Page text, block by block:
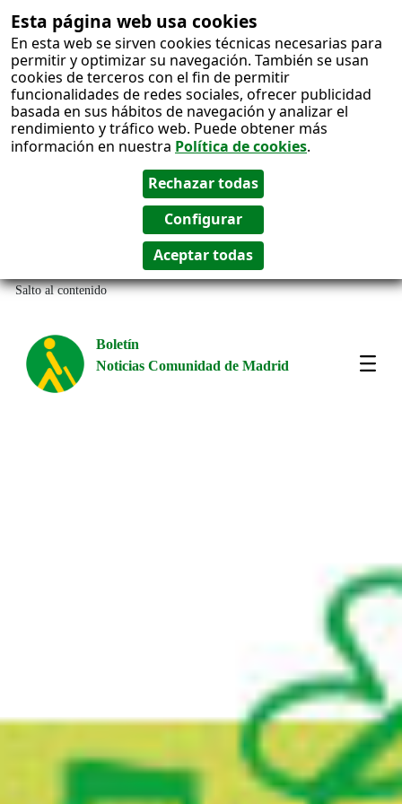
Esta página web usa cookies
En esta web se sirven cookies técnicas necesarias para
permitir y optimizar su navegación. También se usan
cookies de terceros con el fin de permitir
funcionalidades de redes sociales, ofrecer publicidad
basada en sus hábitos de navegación y analizar el
rendimiento y tráfico web. Puede obtener más
información en nuestra Política de cookies.
Salto al contenido
Boletín
Noticias Comunidad de Madrid